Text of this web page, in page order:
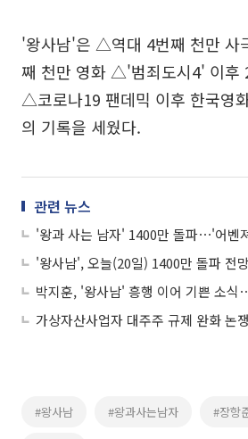
'왕사남'은 △역대 4번째 천만 사
째 천만 영화 △'범죄도시4' 이후
△코로나19 팬데믹 이후 한국영
의 기록을 세웠다.
관련 뉴스
가상자산사업자 대주주 규제 완화 논
#왕사남 #왕과사는남자 #장항